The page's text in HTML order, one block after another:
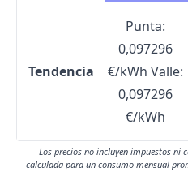
Tendencia
Punta:
0,097296
€/kWh Valle:
0,097296
€/kWh
Los precios no incluyen impuestos ni
calculada para un consumo mensual